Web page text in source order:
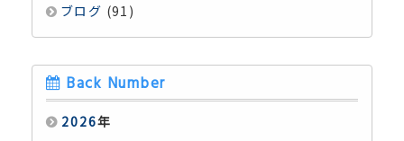
ブログ (91)
Back Number
2026年